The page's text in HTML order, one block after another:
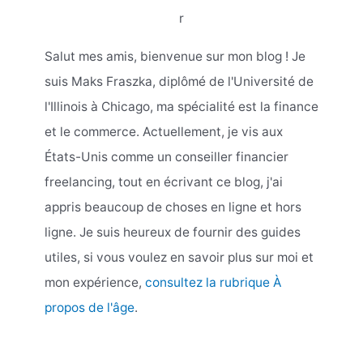
r
Salut mes amis, bienvenue sur mon blog ! Je
suis Maks Fraszka, diplômé de l'Université de
l'Illinois à Chicago, ma spécialité est la finance
et le commerce. Actuellement, je vis aux
États-Unis comme un conseiller financier
freelancing, tout en écrivant ce blog, j'ai
appris beaucoup de choses en ligne et hors
ligne. Je suis heureux de fournir des guides
utiles, si vous voulez en savoir plus sur moi et
mon expérience, consultez la rubrique À
propos de l'âge.